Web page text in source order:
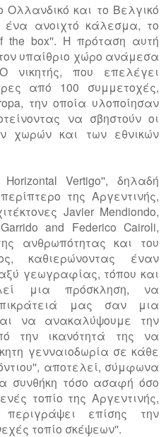
Ολλανδικό και το Βελγικό
ένα ανοιχτό κάλεσμα, το
the box''. Η πρόταση αυτή
υπαίθριο χώρο ανάμεσα
νικητής, που επελέγει
από 100 συμμετοχές,
την οποία υλοποίησαν
να σβηστούν οι
χωρών και των εθνικών
Vertigo'', δηλαδή
της Αργεντινής,
Javier Mendiondo,
and Federico Cairoli,
ανθρωπότητας και του
καθιερώνοντας έναν
γεωγραφίας, τόπου και
μια πρόσκληση, να
μας σαν μια
να ανακαλύψουμε την
την ικανότητά της να
γενναιοδωρία σε κάθε
αποτελεί, σύμφωνα
συνθήκη τόσο ασαφή όσο
τοπίο της Αργεντινής,
επίσης την
τοπίο σκέψεων''.